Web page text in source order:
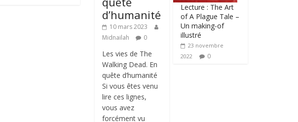
d’humanité
10 mars 2023
Midnailah
0
Les vies de The
Walking Dead. En
quête d’humanité
Si vous êtes venu
lire ces lignes,
vous avez
forcément vu
Lecture : The Art
of A Plague Tale –
Un making-of
illustré
23 novembre
2022
0